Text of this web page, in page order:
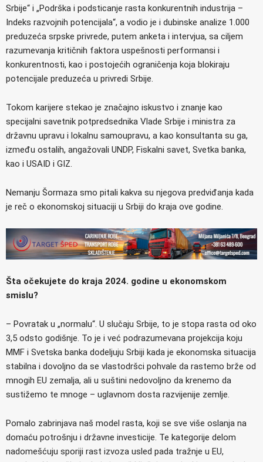
Srbije“ i „Podrška i podsticanje rasta konkurentnih industrija –
Indeks razvojnih potencijala“, a vodio je i dubinske analize 1.000
preduzeća srpske privrede, putem anketa i intervjua, sa ciljem
razumevanja kritičnih faktora uspešnosti performansi i
konkurentnosti, kao i postojećih ograničenja koja blokiraju
potencijale preduzeća u privredi Srbije.
Tokom karijere stekao je značajno iskustvo i znanje kao
specijalni savetnik potpredsednika Vlade Srbije i ministra za
državnu upravu i lokalnu samoupravu, a kao konsultanta su ga,
između ostalih, angažovali UNDP, Fiskalni savet, Svetka banka,
kao i USAID i GIZ.
Nemanju Šormaza smo pitali kakva su njegova predviđanja kada
je reč o ekonomskoj situaciji u Srbiji do kraja ove godine.
Šta očekujete do kraja 2024. godine u ekonomskom
smislu?
– Povratak u „normalu“. U slučaju Srbije, to je stopa rasta od oko
3,5 odsto godišnje. To je i već podrazumevana projekcija koju
MMF i Svetska banka dodeljuju Srbiji kada je ekonomska situacija
stabilna i dovoljno da se vlastodršci pohvale da rastemo brže od
mnogih EU zemalja, ali u suštini nedovoljno da krenemo da
sustižemo te mnoge – uglavnom dosta razvijenije zemlje.
Pomalo zabrinjava naš model rasta, koji se sve više oslanja na
domaću potrošnju i državne investicije. Te kategorije delom
nadomešćuju sporiji rast izvoza usled pada tražnje u EU,